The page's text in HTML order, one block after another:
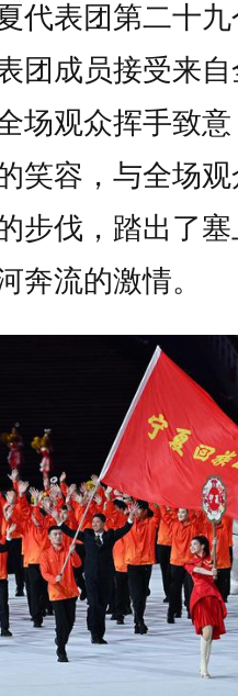
表团第二十九
团成员接受来
场观众挥手致
笑容，与全场
步伐，踏出了
奔流的激情。